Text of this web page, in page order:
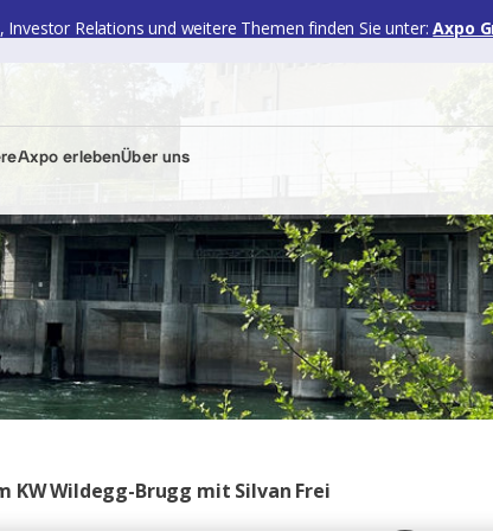
Relations und weitere Themen finden Sie unter: Axpo
Axpo erlebenÜber uns
KW Wildegg-Brugg mit Silvan Frei